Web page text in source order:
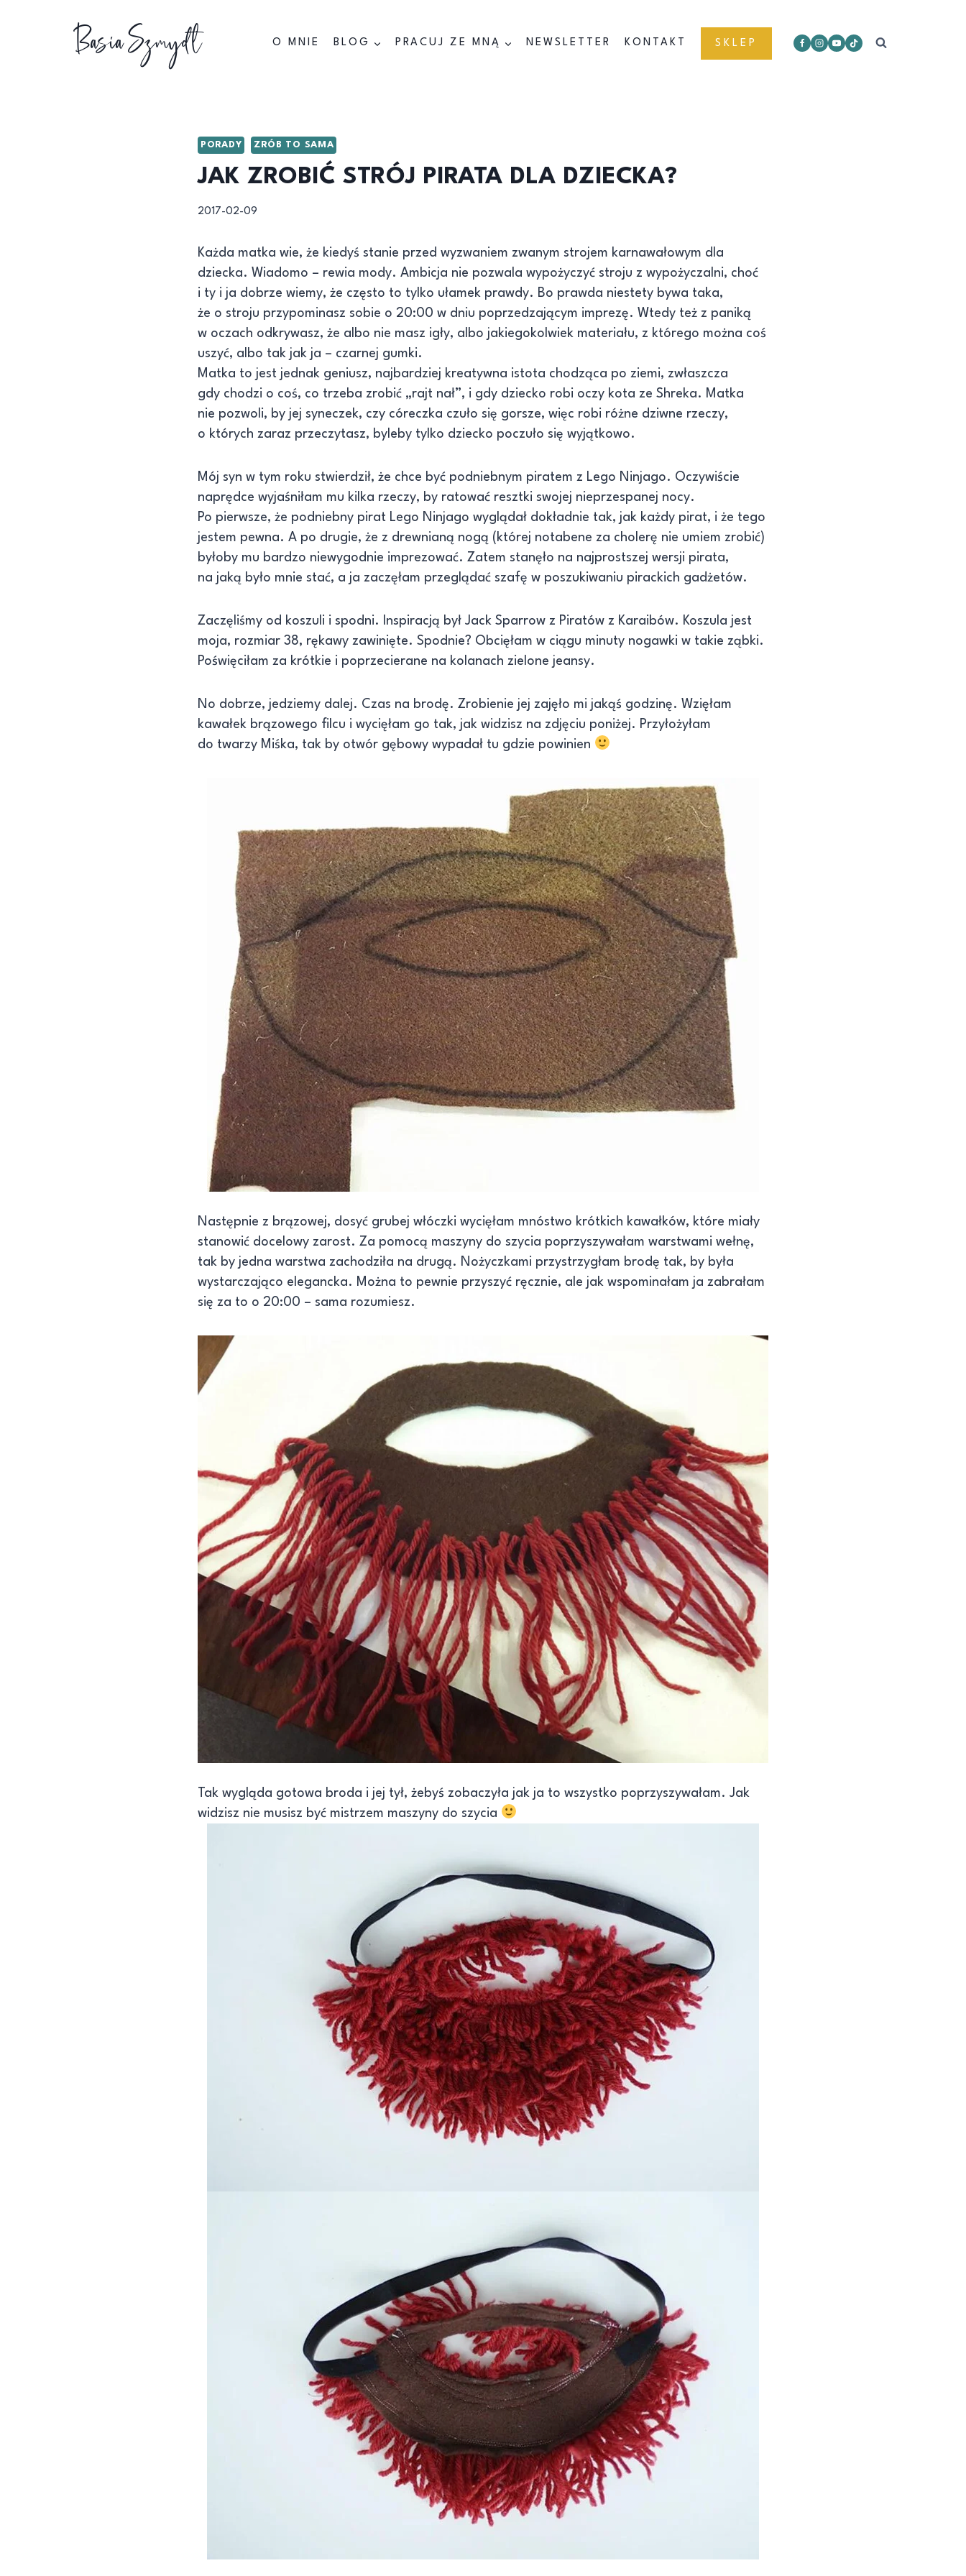
Basia Szmydt O MNIE BLOG PRACUJ ZE MNĄ NEWSLETTER KONTAKT SKLEP
PORADY ZRÓB TO SAMA
JAK ZROBIĆ STRÓJ PIRATA DLA DZIECKA?
2017-02-09
Każda matka wie, że kiedyś stanie przed wyzwaniem zwanym strojem karnawałowym dla
dziecka. Wiadomo – rewia mody. Ambicja nie pozwala wypożyczyć stroju z wypożyczalni, choć
i ty i ja dobrze wiemy, że często to tylko ułamek prawdy. Bo prawda niestety bywa taka,
że o stroju przypominasz sobie o 20:00 w dniu poprzedzającym imprezę. Wtedy też z paniką
w oczach odkrywasz, że albo nie masz igły, albo jakiegokolwiek materiału, z którego można coś
uszyć, albo tak jak ja – czarnej gumki.
Matka to jest jednak geniusz, najbardziej kreatywna istota chodząca po ziemi, zwłaszcza
gdy chodzi o coś, co trzeba zrobić „rajt nał”, i gdy dziecko robi oczy kota ze Shreka. Matka
nie pozwoli, by jej syneczek, czy córeczka czuło się gorsze, więc robi różne dziwne rzeczy,
o których zaraz przeczytasz, byleby tylko dziecko poczuło się wyjątkowo.
Mój syn w tym roku stwierdził, że chce być podniebnym piratem z Lego Ninjago. Oczywiście
naprędce wyjaśniłam mu kilka rzeczy, by ratować resztki swojej nieprzespanej nocy.
Po pierwsze, że podniebny pirat Lego Ninjago wyglądał dokładnie tak, jak każdy pirat, i że tego
jestem pewna. A po drugie, że z drewnianą nogą (której notabene za cholerę nie umiem zrobić)
byłoby mu bardzo niewygodnie imprezować. Zatem stanęło na najprostszej wersji pirata,
na jaką było mnie stać, a ja zaczęłam przeglądać szafę w poszukiwaniu pirackich gadżetów.
Zaczęliśmy od koszuli i spodni. Inspiracją był Jack Sparrow z Piratów z Karaibów. Koszula jest
moja, rozmiar 38, rękawy zawinięte. Spodnie? Obcięłam w ciągu minuty nogawki w takie ząbki.
Poświęciłam za krótkie i poprzecierane na kolanach zielone jeansy.
No dobrze, jedziemy dalej. Czas na brodę. Zrobienie jej zajęło mi jakąś godzinę. Wzięłam
kawałek brązowego filcu i wycięłam go tak, jak widzisz na zdjęciu poniżej. Przyłożyłam
do twarzy Miśka, tak by otwór gębowy wypadał tu gdzie powinien
Następnie z brązowej, dosyć grubej włóczki wycięłam mnóstwo krótkich kawałków, które miały
stanowić docelowy zarost. Za pomocą maszyny do szycia poprzyszywałam warstwami wełnę,
tak by jedna warstwa zachodziła na drugą. Nożyczkami przystrzygłam brodę tak, by była
wystarczająco elegancka. Można to pewnie przyszyć ręcznie, ale jak wspominałam ja zabrałam
się za to o 20:00 – sama rozumiesz.
Tak wygląda gotowa broda i jej tył, żebyś zobaczyła jak ja to wszystko poprzyszywałam. Jak
widzisz nie musisz być mistrzem maszyny do szycia